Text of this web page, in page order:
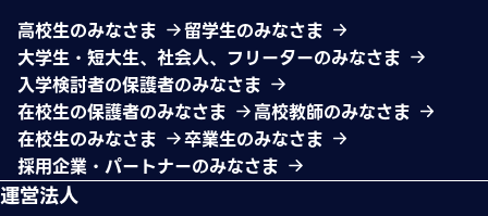
高校生のみなさま
留学生のみなさま
大学生・短大生、社会人、フリーターのみなさま
入学検討者の保護者のみなさま
在校生の保護者のみなさま
高校教師のみなさま
在校生のみなさま
卒業生のみなさま
採用企業・パートナーのみなさま
運営法人